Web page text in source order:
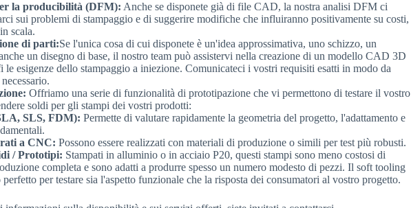
la producibilità (DFM): Anche se disponete già di file CAD, la nostra analisi DFM ci
sui problemi di stampaggio e di suggerire modifiche che influiranno positivamente su costi,
scala.
di parti:Se l'unica cosa di cui disponete è un'idea approssimativa, uno schizzo, un
un disegno di base, il nostro team può assistervi nella creazione di un modello CAD 3D
le esigenze dello stampaggio a iniezione. Comunicateci i vostri requisiti esatti in modo da
Offriamo una serie di funzionalità di prototipazione che vi permettono di testare il vostro
soldi per gli stampi dei vostri prodotti:
SLS, FDM): Permette di valutare rapidamente la geometria del progetto, l'adattamento e
a CNC: Possono essere realizzati con materiali di produzione o simili per test più robusti.
/ Prototipi: Stampati in alluminio o in acciaio P20, questi stampi sono meno costosi di
completa e sono adatti a produrre spesso un numero modesto di pezzi. Il soft tooling
per testare sia l'aspetto funzionale che la risposta dei consumatori al vostro progetto.